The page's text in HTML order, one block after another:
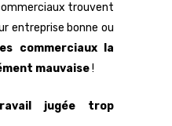
trouvent
entreprise bonne ou
commerciaux la
mauvaise!
jugée trop